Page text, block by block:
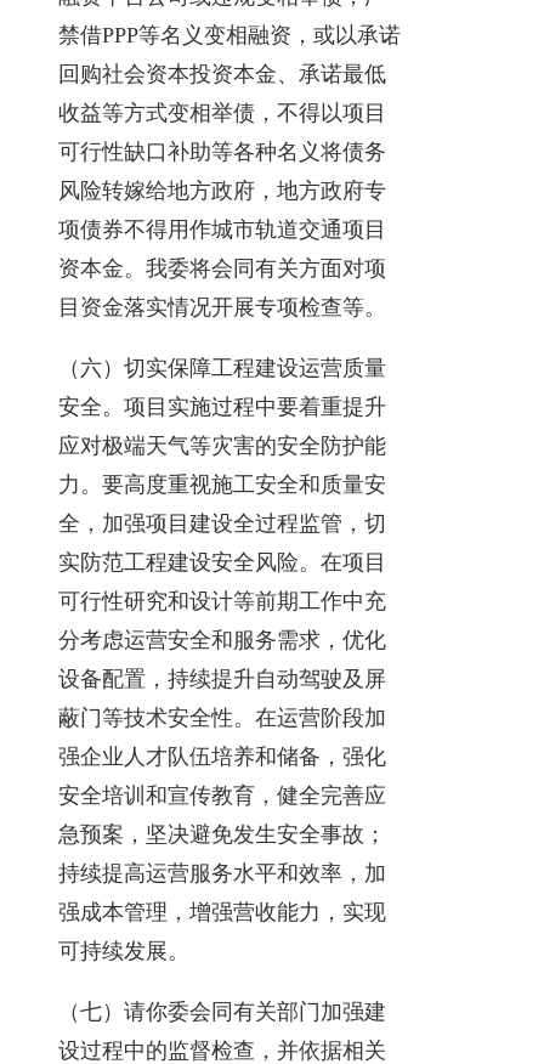
禁借PPP等名义变相融资，或以承诺
回购社会资本投资本金、承诺最低
收益等方式变相举债，不得以项目
可行性缺口补助等各种名义将债务
风险转嫁给地方政府，地方政府专
项债券不得用作城市轨道交通项目
资本金。我委将会同有关方面对项
目资金落实情况开展专项检查等。
（六）切实保障工程建设运营质量
安全。项目实施过程中要着重提升
应对极端天气等灾害的安全防护能
力。要高度重视施工安全和质量安
全，加强项目建设全过程监管，切
实防范工程建设安全风险。在项目
可行性研究和设计等前期工作中充
分考虑运营安全和服务需求，优化
设备配置，持续提升自动驾驶及屏
蔽门等技术安全性。在运营阶段加
强企业人才队伍培养和储备，强化
安全培训和宣传教育，健全完善应
急预案，坚决避免发生安全事故；
持续提高运营服务水平和效率，加
强成本管理，增强营收能力，实现
可持续发展。
（七）请你委会同有关部门加强建
设过程中的监督检查，并依据相关